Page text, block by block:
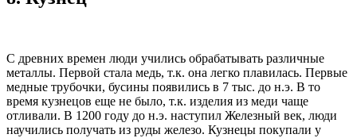
С древних времен люди учились обрабатывать различные
металлы. Первой стала медь, т.к. она легко плавилась. Первые
медные трубочки, бусины появились в 7 тыс. до н.э. В то
время кузнецов еще не было, т.к. изделия из меди чаще
отливали. В 1200 году до н.э. наступил Железный век, люди
научились получать из руды железо. Кузнецы покупали у